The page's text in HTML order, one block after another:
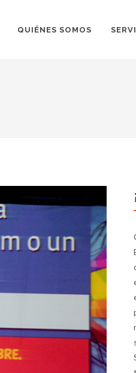
QUIÉNES SOMOS